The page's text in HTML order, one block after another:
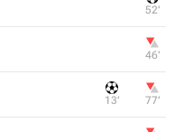
52‎’‎
46‎’‎
13‎’‎ 77‎’‎